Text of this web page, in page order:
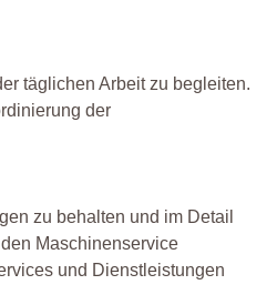
täglichen Arbeit zu begleiten.
der
zu behalten und im Detail
Maschinenservice
und Dienstleistungen